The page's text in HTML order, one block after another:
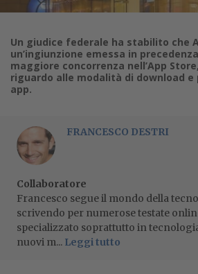
Un giudice federale ha stabilito che
un’ingiunzione emessa in
maggiore concorrenza nell’App
riguardo alle modalità di download
app.
FRANCESCO DESTRI
Collaboratore
Francesco segue il mondo della
scrivendo per numerose testate
specializzato soprattutto in
nuovi m... Leggi tutto